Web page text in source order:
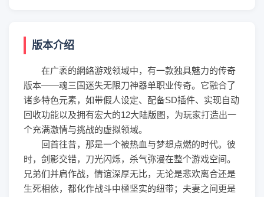
版本介绍
在广袤的網絡游戏领域中，有一款独具魅力的传奇
版本——魂三国迷失无限刀神器单职业传奇。它融合了
诸多特色元素，如带假人设定、配备SD插件、实现自动
回收功能以及拥有宏大的12大陆版图，为玩家打造出一
个充满激情与挑战的虚拟领域。
回首往昔，那是一个被热血与梦想点燃的时代。彼
时，剑影交错，刀光闪烁，杀气弥漫在整个游戏空间。
兄弟们并肩作战，情谊深厚无比，无论是悲欢离合还是
生死相依，都化作战斗中極坚实的纽带；夫妻之间更是